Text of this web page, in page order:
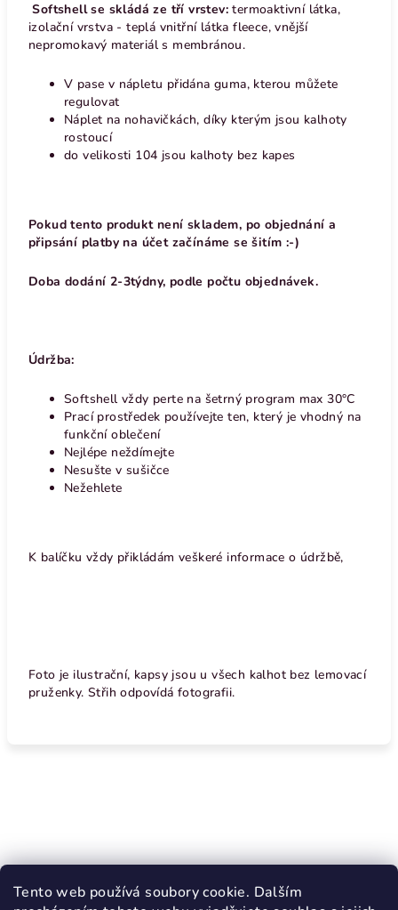
Tento web používá soubory cookie. Dalším
Softshell se skládá ze tří vrstev: termoaktivní látka,
izolační vrstva - teplá vnitřní látka fleece, vnější
nepromokavý materiál s membránou.
V pase v nápletu přidána guma, kterou můžete
regulovat
Náplet na nohavičkách, díky kterým jsou kalhoty
rostoucí
do velikosti 104 jsou kalhoty bez kapes
Pokud tento produkt není skladem, po objednání a
připsání platby na účet začínáme se šitím :-)
Doba dodání 2-3týdny, podle počtu objednávek.
Údržba:
Softshell vždy perte na šetrný program max 30°C
Prací prostředek používejte ten, který je vhodný na
funkční oblečení
Nejlépe neždímejte
Nesušte v sušičce
Nežehlete
K balíčku vždy přikládám veškeré informace o údržbě,
Foto je ilustrační, kapsy jsou u všech kalhot bez lemovací
pruženky. Střih odpovídá fotografii.
a